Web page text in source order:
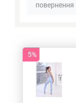
повернення
5%